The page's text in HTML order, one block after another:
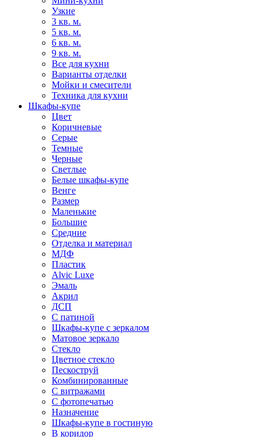
Узкие
3 кв. м.
5 кв. м.
6 кв. м.
9 кв. м.
Все для кухни
Варианты отделки
Мойки и смесители
Техника для кухни
Шкафы-купе
Цвет
Коричневые
Серые
Темные
Черные
Светлые
Белые шкафы-купе
Венге
Размер
Маленькие
Большие
Средние
Отделка и материал
МДФ
Пластик
Alvic Luxe
Эмаль
Акрил
ДСП
С патиной
Шкафы-купе с зеркалом
Матовое зеркало
Стекло
Цветное стекло
Пескоструй
Комбинированные
С витражами
С фотопечатью
Назначение
Шкафы-купе в гостиную
В коридор